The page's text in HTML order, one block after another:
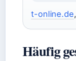
t-online.de,
Häufig